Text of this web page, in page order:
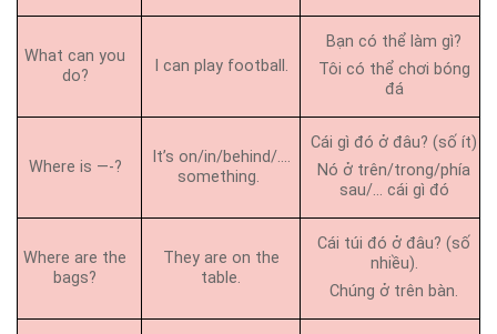
What can you
do?
I can play football.
Bạn có thể làm gì?
Tôi có thể chơi bóng
đá
Where is —-?
It’s on/in/behind/….
something.
Cái gì đó ở đâu? (số ít)
Nó ở trên/trong/phía
sau/… cái gì đó
Where are the
bags?
They are on the
table.
Cái túi đó ở đâu? (số
nhiều).
Chúng ở trên bàn.